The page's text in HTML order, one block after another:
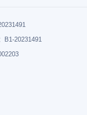
B1-20231491